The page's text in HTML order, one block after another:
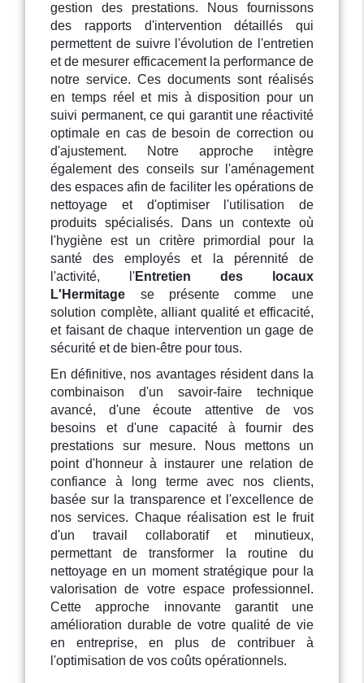
gestion des prestations. Nous fournissons
des rapports d'intervention détaillés qui
permettent de suivre l'évolution de l'entretien
et de mesurer efficacement la performance de
notre service. Ces documents sont réalisés
en temps réel et mis à disposition pour un
suivi permanent, ce qui garantit une réactivité
optimale en cas de besoin de correction ou
d'ajustement. Notre approche intègre
également des conseils sur l'aménagement
des espaces afin de faciliter les opérations de
nettoyage et d'optimiser l'utilisation de
produits spécialisés. Dans un contexte où
l'hygiène est un critère primordial pour la
santé des employés et la pérennité de
l'activité, l'Entretien des locaux
L'Hermitage se présente comme une
solution complète, alliant qualité et efficacité,
et faisant de chaque intervention un gage de
sécurité et de bien-être pour tous.
En définitive, nos avantages résident dans la
combinaison d'un savoir-faire technique
avancé, d'une écoute attentive de vos
besoins et d'une capacité à fournir des
prestations sur mesure. Nous mettons un
point d'honneur à instaurer une relation de
confiance à long terme avec nos clients,
basée sur la transparence et l'excellence de
nos services. Chaque réalisation est le fruit
d'un travail collaboratif et minutieux,
permettant de transformer la routine du
nettoyage en un moment stratégique pour la
valorisation de votre espace professionnel.
Cette approche innovante garantit une
amélioration durable de votre qualité de vie
en entreprise, en plus de contribuer à
l'optimisation de vos coûts opérationnels.